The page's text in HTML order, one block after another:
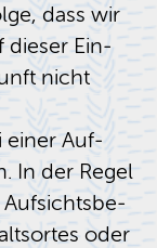
dass wir
die­ser Ein­
nicht
einer Auf­
In der Regel
Auf­sichts­be­
oder